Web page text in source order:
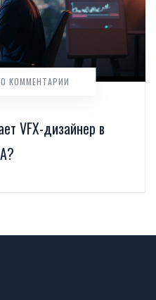
VFX-дизайнер в
0 КОММЕНТАРИИ